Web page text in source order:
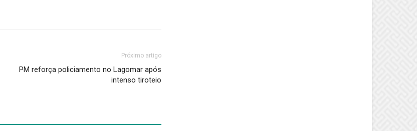
Próximo artigo
PM reforça policiamento no Lagomar após
intenso tiroteio